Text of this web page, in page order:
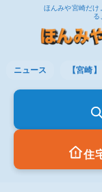
ほんみや宮崎だけ
る
ニュース 【宮崎
住